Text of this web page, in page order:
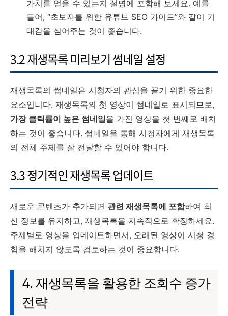
가치를 얻을 수 있는지 설명에 포함해 보세요. 예를
들어, “초보자를 위한 유튜브 SEO 가이드”와 같이 기
대감을 심어주는 것이 좋습니다.
3.2 재생목록 미리보기 썸네일 설정
재생목록의 썸네일은 시청자의 관심을 끌기 위한 중요한
요소입니다. 재생목록의 첫 영상이 썸네일로 표시되므로,
가장 클릭률이 높은 썸네일을 가진 영상을 첫 번째로 배치
하는 것이 좋습니다. 썸네일을 통해 시청자에게 재생목록
의 전체 주제를 잘 전달할 수 있어야 합니다.
3.3 정기적인 재생목록 업데이트
새로운 콘텐츠가 추가되면 관련 재생목록에 포함하여 최
신 정보를 유지하고, 재생목록을 지속적으로 확장하세요.
주제별로 영상을 업데이트하면서, 오래된 영상이 시청 경
험을 해치지 않도록 검토하는 것이 중요합니다.
4. 재생목록을 활용한 조회수 증가
전략